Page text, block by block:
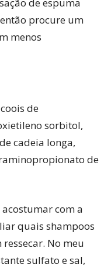
de espuma
procure um
menos
de
sorbitol,
cadeia longa,
de
acostumar com a
quais shampoos
No meu
sulfato e sal,